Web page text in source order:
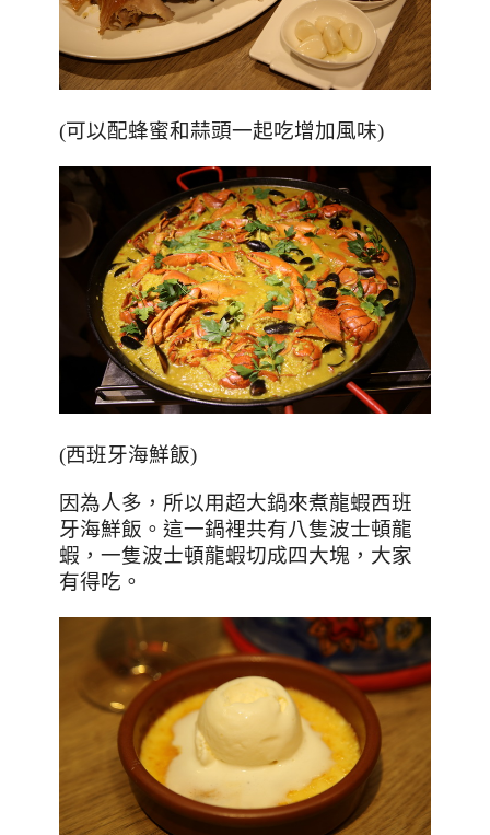
(可以配蜂蜜和蒜頭一起吃增加風味)
(西班牙海鮮飯)
因為人多，所以用超大鍋來煮龍蝦西班
牙海鮮飯。這一鍋裡共有八隻波士頓龍
蝦，一隻波士頓龍蝦切成四大塊，大家
有得吃。